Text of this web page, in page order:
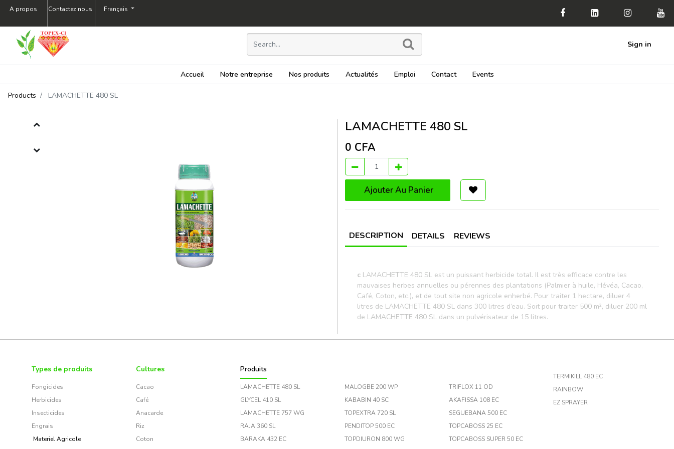
A propos Contactez nous Français
Sign in
Accueil Notre entreprise Nos produits Actualités Emploi Contact Events
Products LAMACHETTE 480 SL
LAMACHETTE 480 SL
0 CFA
Ajouter Au Panier
DESCRIPTION DETAILS REVIEWS
c LAMACHETTE 480 SL est un puissant herbicide total. Il est très efficace contre les
mauvaises herbes annuelles ou pérennes des plantations (Palmier à huile, Hévéa, Cacao,
Café, Coton, etc.), et de tout site non agricole enherbé. Pour traiter 1 hectare, diluer 4
litres de LAMACHETTE 480 SL dans 300 litres d’eau. Soit pour traiter 500 m², diluer 200 ml
de LAMACHETTE 480 SL dans un pulvérisateur de 15 litres.
Types de produits
Fongicides
Herbicides
Insecticides
Engrais
Materiel Agricole
Cultures
Cacao
Café
Anacarde
Riz
Coton
Produits
LAMACHETTE 480 SL
GLYCEL 410 SL
LAMACHETTE 757 WG
RAJA 360 SL
BARAKA 432 EC
MALOGBE 200 WP
KABABIN 40 SC
TOPEXTRA 720 SL
PENDITOP 500 EC
TOPDIURON 800 WG
TRIFLOX 11 OD
AKAFISSA 108 EC
SEGUEBANA 500 EC
TOPCABOSS 25 EC
TOPCABOSS SUPER 50 EC
TERMIKILL 480 EC
RAINBOW
EZ SPRAYER